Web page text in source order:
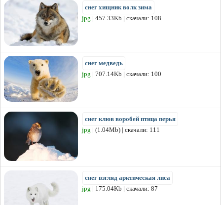
снег хищник волк зима
jpg | 457.33Kb | скачали: 108
снег медведь
jpg | 707.14Kb | скачали: 100
снег клюв воробей птица перья
jpg | (1.04Mb) | скачали: 111
снег взгляд арктическая лиса
jpg | 175.04Kb | скачали: 87